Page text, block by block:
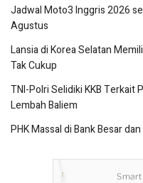
Jadwal Moto3 Inggris 2026
Agustus
Lansia di Korea Selatan
Tak Cukup
TNI-Polri Selidiki KKB Terkait
Lembah Baliem
PHK Massal di Bank Besar